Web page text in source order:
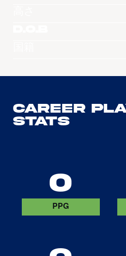
Career
Stats
0
PPG